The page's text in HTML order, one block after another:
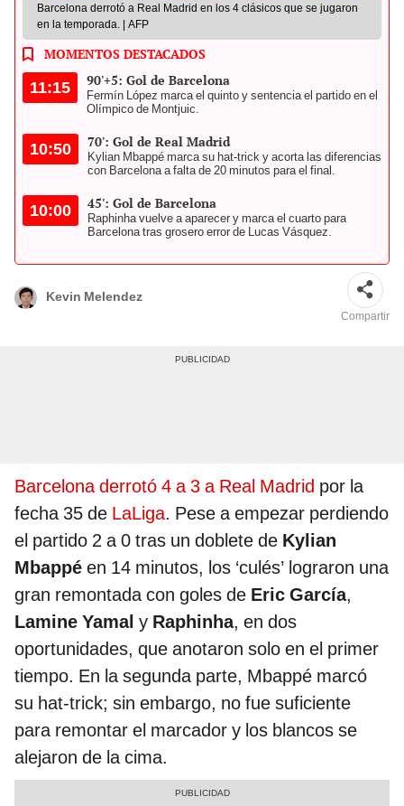
Barcelona derrotó a Real Madrid en los 4 clásicos que se jugaron
en la temporada. | AFP
MOMENTOS DESTACADOS
11:15 90'+5: Gol de Barcelona
Fermín López marca el quinto y sentencia el partido en el
Olímpico de Montjuic.
10:50 70': Gol de Real Madrid
Kylian Mbappé marca su hat-trick y acorta las diferencias
con Barcelona a falta de 20 minutos para el final.
10:00 45': Gol de Barcelona
Raphinha vuelve a aparecer y marca el cuarto para
Barcelona tras grosero error de Lucas Vásquez.
Kevin Melendez
Compartir
Barcelona derrotó 4 a 3 a Real Madrid por la
fecha 35 de LaLiga. Pese a empezar perdiendo
el partido 2 a 0 tras un doblete de Kylian
Mbappé en 14 minutos, los ‘culés’ lograron una
gran remontada con goles de Eric García,
Lamine Yamal y Raphinha, en dos
oportunidades, que anotaron solo en el primer
tiempo. En la segunda parte, Mbappé marcó
su hat-trick; sin embargo, no fue suficiente
para remontar el marcador y los blancos se
alejaron de la cima.